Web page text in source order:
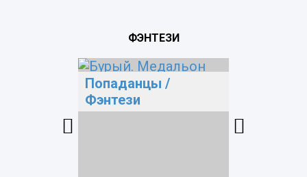
ФЭНТЕЗИ
Попаданцы /
Фэнтези